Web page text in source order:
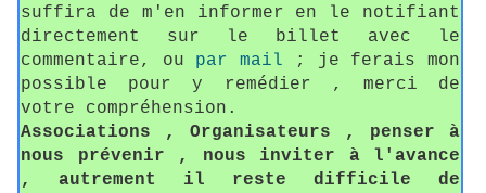
suffira de m'en informer en le notifiant
directement sur le billet avec le
commentaire, ou par mail ; je ferais mon
possible pour y remédier , merci de
votre compréhension.
Associations , Organisateurs , penser à
nous prévenir , nous inviter à l'avance
, autrement il reste difficile de